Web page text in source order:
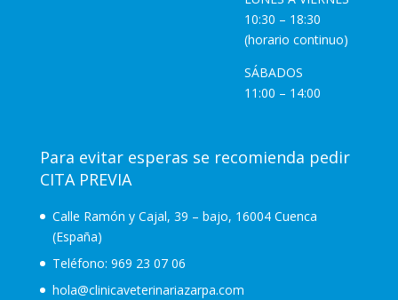
10:30 – 18:30
(horario continuo)
SÁBADOS
11:00 – 14:00
Para evitar esperas se recomienda pedir
CITA PREVIA
Calle Ramón y Cajal, 39 – bajo, 16004 Cuenca
(España)
Teléfono: 969 23 07 06
hola@clinicaveterinariazarpa.com